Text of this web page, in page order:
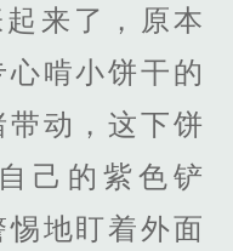
来了，原本
啃小饼干的
动，这下饼
己的紫色铲
地盯着外面